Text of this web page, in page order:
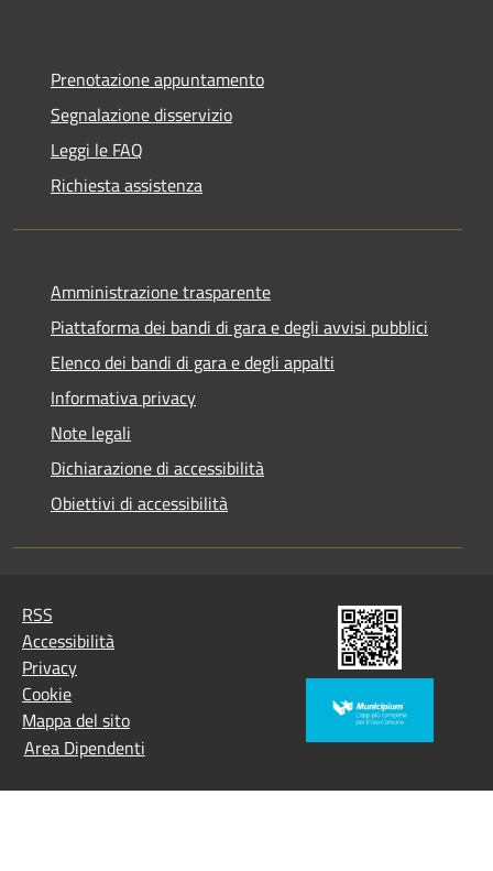
Prenotazione appuntamento
Segnalazione disservizio
Leggi le FAQ
Richiesta assistenza
Amministrazione trasparente
Piattaforma dei bandi di gara e degli avvisi pubblici
Elenco dei bandi di gara e degli appalti
Informativa privacy
Note legali
Dichiarazione di accessibilità
Obiettivi di accessibilità
RSS
Accessibilità
Privacy
Cookie
Mappa del sito
Area Dipendenti